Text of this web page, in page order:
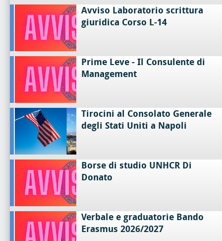
Avviso Laboratorio scrittura
giuridica Corso L-14
Prime Leve - Il Consulente di
Management
Tirocini al Consolato Generale
degli Stati Uniti a Napoli
Borse di studio UNHCR Di
Donato
Verbale e graduatorie Bando
Erasmus 2026/2027